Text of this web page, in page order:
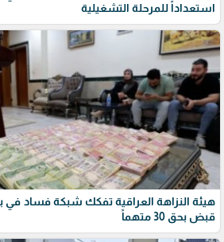
استعداداً للمرحلة التشغيلية
هيئة النزاهة العراقية تفكك شبكة فساد في
قبض بحق 30 متهماً